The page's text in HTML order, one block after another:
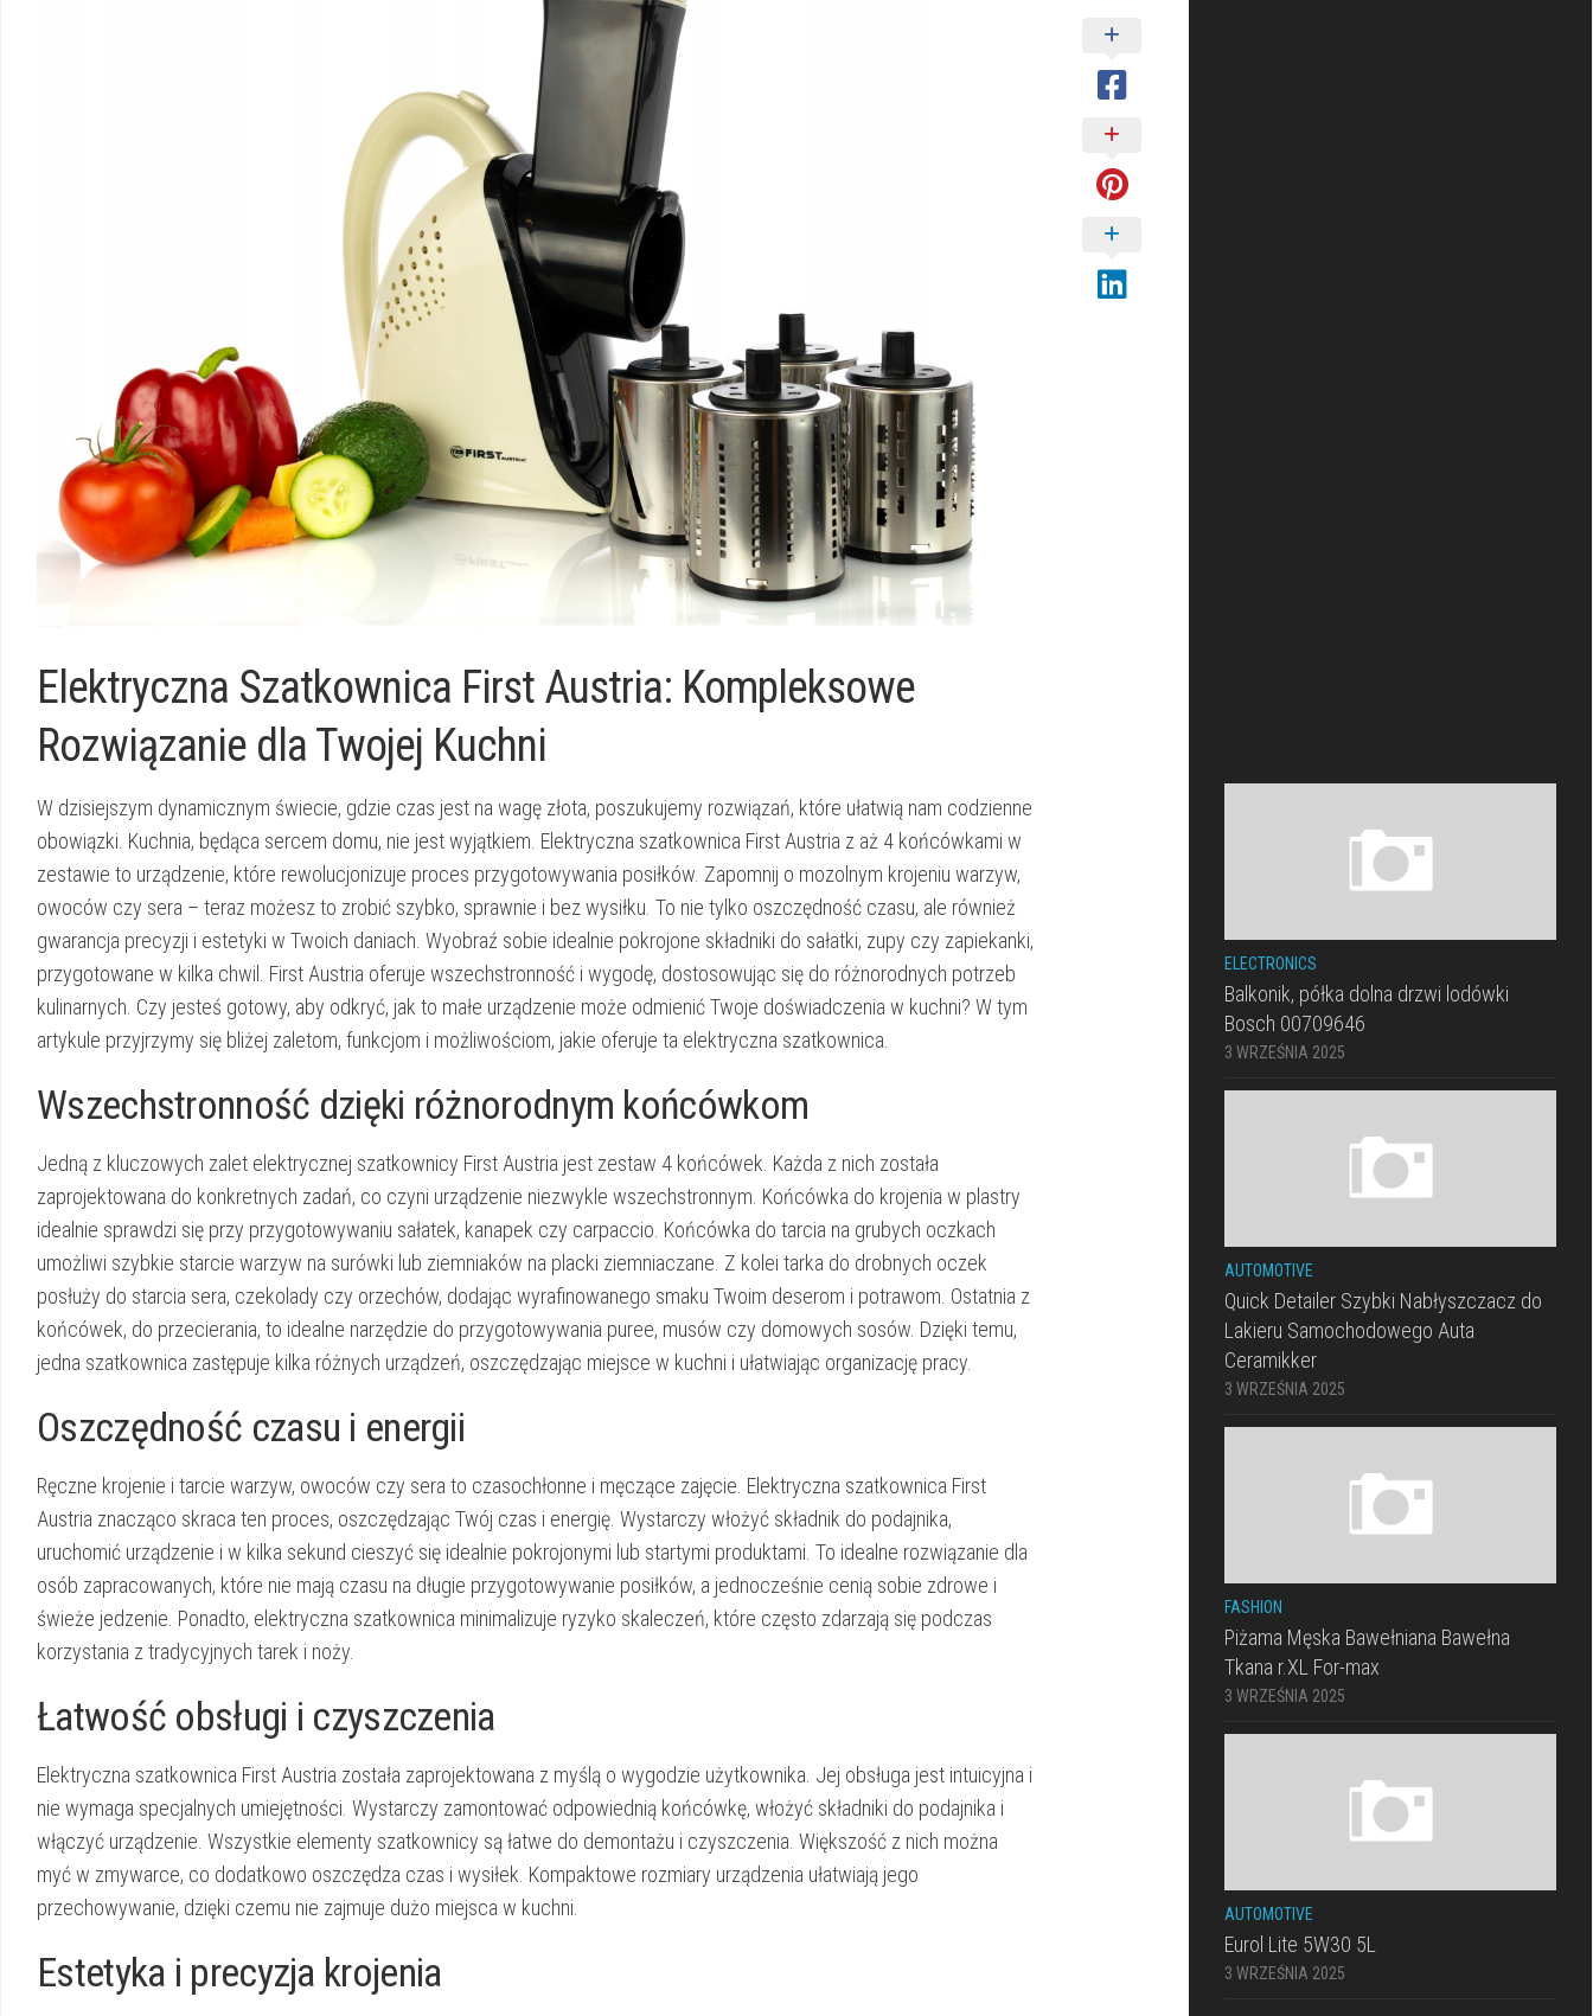
Elektryczna Szatkownica First Austria: Kompleksowe
Rozwiązanie dla Twojej Kuchni
W dzisiejszym dynamicznym świecie, gdzie czas jest na wagę złota, poszukujemy rozwiązań, które ułatwią nam codzienne
obowiązki. Kuchnia, będąca sercem domu, nie jest wyjątkiem. Elektryczna szatkownica First Austria z aż 4 końcówkami w
zestawie to urządzenie, które rewolucjonizuje proces przygotowywania posiłków. Zapomnij o mozolnym krojeniu warzyw,
owoców czy sera – teraz możesz to zrobić szybko, sprawnie i bez wysiłku. To nie tylko oszczędność czasu, ale również
gwarancja precyzji i estetyki w Twoich daniach. Wyobraź sobie idealnie pokrojone składniki do sałatki, zupy czy zapiekanki,
przygotowane w kilka chwil. First Austria oferuje wszechstronność i wygodę, dostosowując się do różnorodnych potrzeb
kulinarnych. Czy jesteś gotowy, aby odkryć, jak to małe urządzenie może odmienić Twoje doświadczenia w kuchni? W tym
artykule przyjrzymy się bliżej zaletom, funkcjom i możliwościom, jakie oferuje ta elektryczna szatkownica.
Wszechstronność dzięki różnorodnym końcówkom
Jedną z kluczowych zalet elektrycznej szatkownicy First Austria jest zestaw 4 końcówek. Każda z nich została
zaprojektowana do konkretnych zadań, co czyni urządzenie niezwykle wszechstronnym. Końcówka do krojenia w plastry
idealnie sprawdzi się przy przygotowywaniu sałatek, kanapek czy carpaccio. Końcówka do tarcia na grubych oczkach
umożliwi szybkie starcie warzyw na surówki lub ziemniaków na placki ziemniaczane. Z kolei tarka do drobnych oczek
posłuży do starcia sera, czekolady czy orzechów, dodając wyrafinowanego smaku Twoim deserom i potrawom. Ostatnia z
końcówek, do przecierania, to idealne narzędzie do przygotowywania puree, musów czy domowych sosów. Dzięki temu,
jedna szatkownica zastępuje kilka różnych urządzeń, oszczędzając miejsce w kuchni i ułatwiając organizację pracy.
Oszczędność czasu i energii
Ręczne krojenie i tarcie warzyw, owoców czy sera to czasochłonne i męczące zajęcie. Elektryczna szatkownica First
Austria znacząco skraca ten proces, oszczędzając Twój czas i energię. Wystarczy włożyć składnik do podajnika,
uruchomić urządzenie i w kilka sekund cieszyć się idealnie pokrojonymi lub startymi produktami. To idealne rozwiązanie dla
osób zapracowanych, które nie mają czasu na długie przygotowywanie posiłków, a jednocześnie cenią sobie zdrowe i
świeże jedzenie. Ponadto, elektryczna szatkownica minimalizuje ryzyko skaleczeń, które często zdarzają się podczas
korzystania z tradycyjnych tarek i noży.
Łatwość obsługi i czyszczenia
Elektryczna szatkownica First Austria została zaprojektowana z myślą o wygodzie użytkownika. Jej obsługa jest intuicyjna i
nie wymaga specjalnych umiejętności. Wystarczy zamontować odpowiednią końcówkę, włożyć składniki do podajnika i
włączyć urządzenie. Wszystkie elementy szatkownicy są łatwe do demontażu i czyszczenia. Większość z nich można
myć w zmywarce, co dodatkowo oszczędza czas i wysiłek. Kompaktowe rozmiary urządzenia ułatwiają jego
przechowywanie, dzięki czemu nie zajmuje dużo miejsca w kuchni.
Estetyka i precyzja krojenia
ELECTRONICS
Balkonik, półka dolna drzwi lodówki
Bosch 00709646
3 WRZEŚNIA 2025
AUTOMOTIVE
Quick Detailer Szybki Nabłyszczacz do
Lakieru Samochodowego Auta
Ceramikker
3 WRZEŚNIA 2025
FASHION
Piżama Męska Bawełniana Bawełna
Tkana r.XL For-max
3 WRZEŚNIA 2025
AUTOMOTIVE
Eurol Lite 5W30 5L
3 WRZEŚNIA 2025